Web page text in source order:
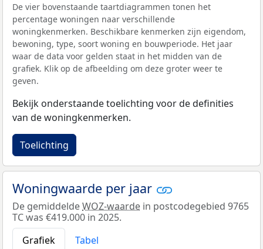
De vier bovenstaande taartdiagrammen tonen het
percentage woningen naar verschillende
woningkenmerken. Beschikbare kenmerken zijn eigendom,
bewoning, type, soort woning en bouwperiode. Het jaar
waar de data voor gelden staat in het midden van de
grafiek. Klik op de afbeelding om deze groter weer te
geven.
Bekijk onderstaande toelichting voor de definities
van de woningkenmerken.
Toelichting
Woningwaarde per jaar
De gemiddeldeWOZ-waarde in postcodegebied 9765
TC was €419.000 in 2025.
Grafiek
Tabel